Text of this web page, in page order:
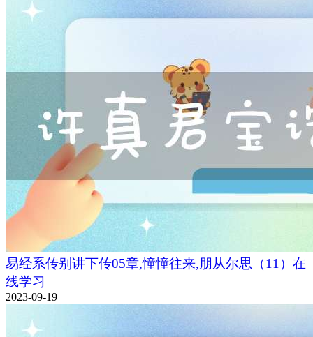
易经系传别讲下传05章,憧憧往来,朋从尔思（11）在
线学习
2023-09-19